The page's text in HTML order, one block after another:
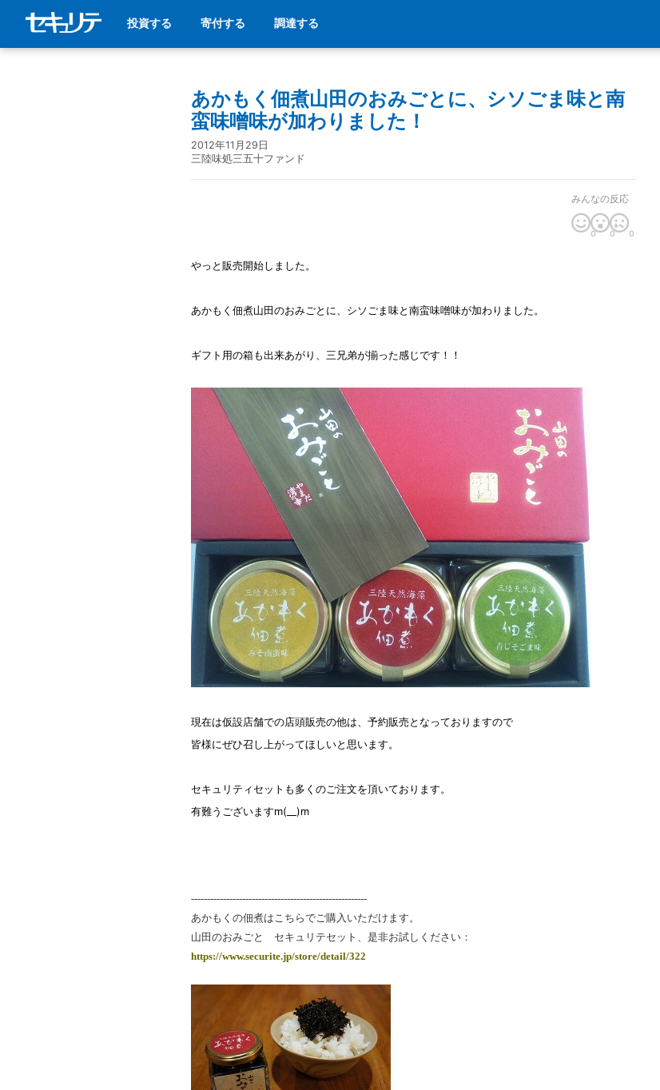
投資する 寄付する 調達する
あかもく佃煮山田のおみごとに、シソごま味と南
蛮味噌味が加わりました！
2012年11月29日
三陸味処三五十ファンド
みんなの反応
0 0 0
やっと販売開始しました。
あかもく佃煮山田のおみごとに、シソごま味と南蛮味噌味が加わりました。
ギフト用の箱も出来あがり、三兄弟が揃った感じです！！
現在は仮設店舗での店頭販売の他は、予約販売となっておりますので
皆様にぜひ召し上がってほしいと思います。
セキュリティセットも多くのご注文を頂いております。
有難うございますm(__)m
-------------------------------------------------------
あかもくの佃煮はこちらでご購入いただけます。
山田のおみごと セキュリテセット、是非お試しください：
https://www.securite.jp/store/detail/322